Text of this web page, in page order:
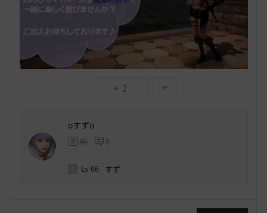
2
oすずo
46 0
Lv 66 すず